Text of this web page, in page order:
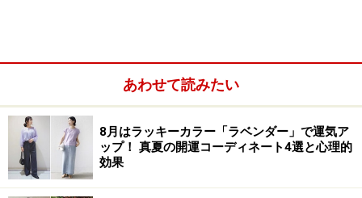
あわせて読みたい
8月はラッキーカラー「ラベンダー」で運気ア
ップ！ 真夏の開運コーディネート4選と心理的
効果